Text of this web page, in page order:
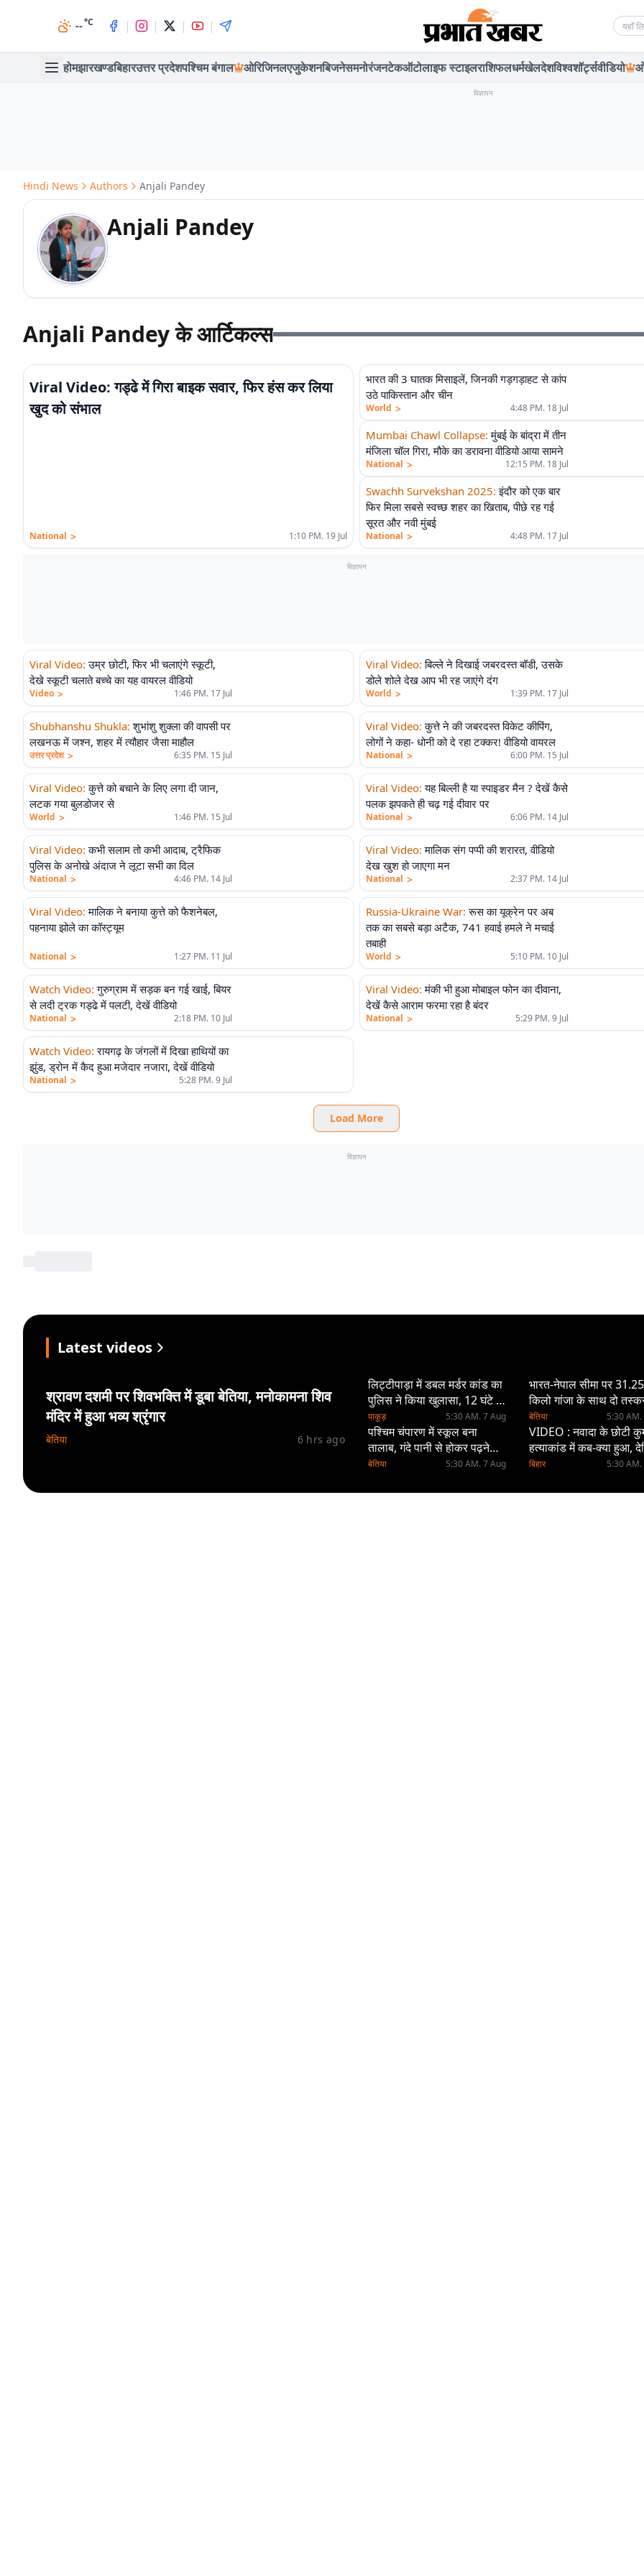
--°C | | | |
होमझारखण्डबिहारउत्तर प्रदेशपश्चिम बंगाल ओरिजिनलएजुकेशनबिजनेसमनोरंजनटेकऑटोलाइफ स्टाइलराशिफलधर्मखेलदेशविश्वशॉर्ट्सवीडियो
विज्ञापन
Hindi News Authors Anjali Pandey
Anjali Pandey
Anjali Pandey के आर्टिकल्स
Viral Video: गड्ढे में गिरा बाइक सवार, फिर हंस कर लिया
खुद को संभाल
National > 1:10 PM. 19 Jul
भारत की 3 घातक मिसाइलें, जिनकी गड़गड़ाहट से कांप
उठे पाकिस्तान और चीन
World > 4:48 PM. 18 Jul
Mumbai Chawl Collapse: मुंबई के बांद्रा में तीन
मंजिला चॉल गिरा, मौके का डरावना वीडियो आया सामने
National > 12:15 PM. 18 Jul
Swachh Survekshan 2025: इंदौर को एक बार
फिर मिला सबसे स्वच्छ शहर का खिताब, पीछे रह गई
सूरत और नवी मुंबई
National > 4:48 PM. 17 Jul
विज्ञापन
Viral Video: उम्र छोटी, फिर भी चलाएंगे स्कूटी,
देखे स्कूटी चलाते बच्चे का यह वायरल वीडियो
Video > 1:46 PM. 17 Jul
Viral Video: बिल्ले ने दिखाई जबरदस्त बॉडी, उसके
डोले शोले देख आप भी रह जाएंगे दंग
World > 1:39 PM. 17 Jul
Shubhanshu Shukla: शुभांशु शुक्ला की वापसी पर
लखनऊ में जश्न, शहर में त्यौहार जैसा माहौल
उत्तर प्रदेश > 6:35 PM. 15 Jul
Viral Video: कुत्ते ने की जबरदस्त विकेट कीपिंग,
लोगों ने कहा- धोनी को दे रहा टक्कर! वीडियो वायरल
National > 6:00 PM. 15 Jul
Viral Video: कुत्ते को बचाने के लिए लगा दी जान,
लटक गया बुलडोजर से
World > 1:46 PM. 15 Jul
Viral Video: यह बिल्ली है या स्पाइडर मैन ? देखें कैसे
पलक झपकते ही चढ़ गई दीवार पर
National > 6:06 PM. 14 Jul
Viral Video: कभी सलाम तो कभी आदाब, ट्रैफिक
पुलिस के अनोखे अंदाज ने लूटा सभी का दिल
National > 4:46 PM. 14 Jul
Viral Video: मालिक संग पप्पी की शरारत, वीडियो
देख खुश हो जाएगा मन
National > 2:37 PM. 14 Jul
Viral Video: मालिक ने बनाया कुत्ते को फैशनेबल,
पहनाया झोले का कॉस्ट्यूम
National > 1:27 PM. 11 Jul
Russia-Ukraine War: रूस का यूक्रेन पर अब
तक का सबसे बड़ा अटैक, 741 हवाई हमले ने मचाई
तबाही
World > 5:10 PM. 10 Jul
Watch Video: गुरुग्राम में सड़क बन गई खाई, बियर
से लदी ट्रक गड्ढे में पलटी, देखें वीडियो
National > 2:18 PM. 10 Jul
Viral Video: मंकी भी हुआ मोबाइल फोन का दीवाना,
देखें कैसे आराम फरमा रहा है बंदर
National > 5:29 PM. 9 Jul
Watch Video: रायगढ़ के जंगलों में दिखा हाथियों का
झुंड, ड्रोन में कैद हुआ मजेदार नजारा, देखें वीडियो
National > 5:28 PM. 9 Jul
Load More
विज्ञापन
Latest videos
श्रावण दशमी पर शिवभक्ति में डूबा बेतिया, मनोकामना शिव
मंदिर में हुआ भव्य श्रृंगार
बेतिया 6 hrs ago
लिट्टीपाड़ा में डबल मर्डर कांड का
पुलिस ने किया खुलासा, 12 घंटे में
आरोपी गिरफ्तार
पाकुड़ 5:30 AM. 7 Aug
पश्चिम चंपारण में स्कूल बना
तालाब, गंदे पानी से होकर पढ़ने
पहुंच रहे बच्चे
बेतिया 5:30 AM. 7 Aug
भारत-नेपाल सीमा पर 31.25
किलो गांजा के साथ दो
गिरफ्तार, नेपाली नंबर की
जब्त
बेतिया 5:30
VIDEO : नवादा के छोटी
हत्याकांड में कब-क्या हुआ,
पूरी रिपोर्ट
बिहार 5:30